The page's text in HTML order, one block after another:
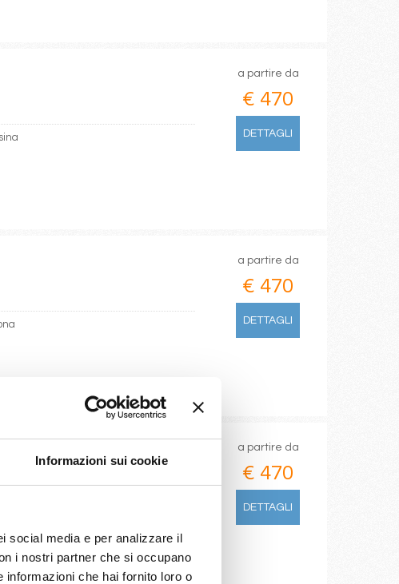
Informazioni sui cookie
social media e per analizzare il
i nostri partner che si occupano
informazioni che hai fornito loro o
a partire da
€ 470
DETTAGLI
a partire da
€ 470
DETTAGLI
a partire da
€ 470
DETTAGLI